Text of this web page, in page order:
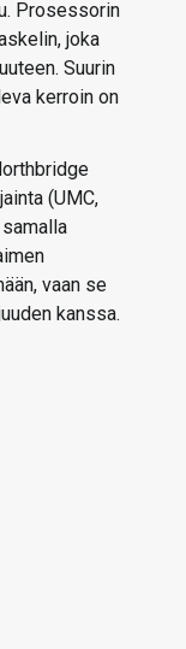
Prosessorin
joka
Suurin
kerroin on
(UMC,
vaan se
kanssa.